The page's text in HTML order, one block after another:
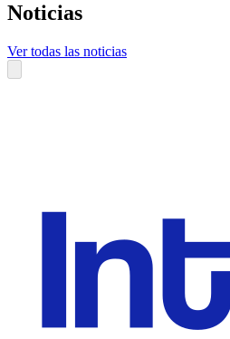
Noticias
Ver todas las noticias